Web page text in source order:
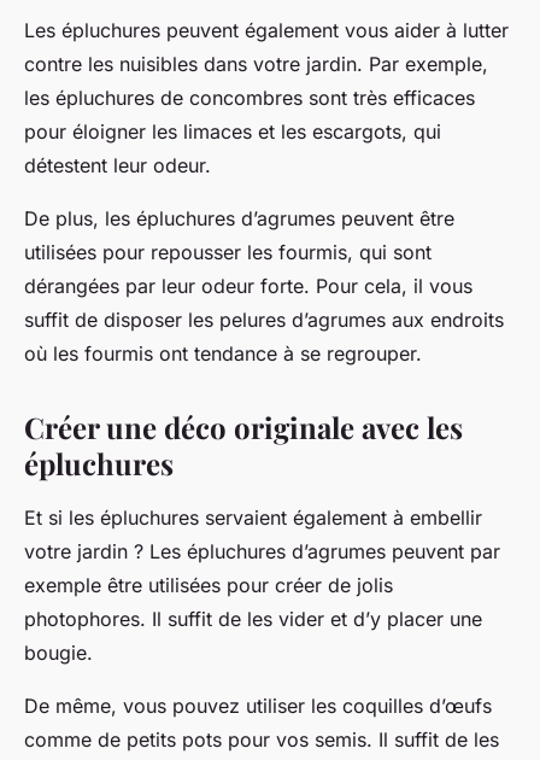
Les épluchures peuvent également vous aider à lutter
contre les nuisibles dans votre jardin. Par exemple,
les épluchures de concombres sont très efficaces
pour éloigner les limaces et les escargots, qui
détestent leur odeur.
De plus, les épluchures d’agrumes peuvent être
utilisées pour repousser les fourmis, qui sont
dérangées par leur odeur forte. Pour cela, il vous
suffit de disposer les pelures d’agrumes aux endroits
où les fourmis ont tendance à se regrouper.
Créer une déco originale avec les
épluchures
Et si les épluchures servaient également à embellir
votre jardin ? Les épluchures d’agrumes peuvent par
exemple être utilisées pour créer de jolis
photophores. Il suffit de les vider et d’y placer une
bougie.
De même, vous pouvez utiliser les coquilles d’œufs
comme de petits pots pour vos semis. Il suffit de les